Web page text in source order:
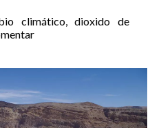
climático,dioxido de